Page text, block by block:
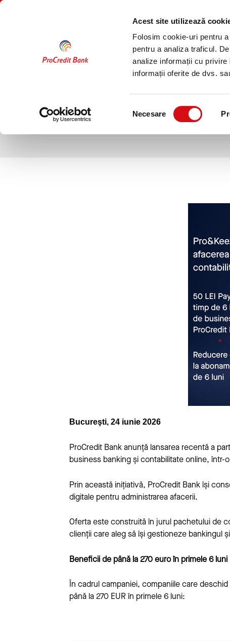
Acest site utilizează
Folosim cookie-uri pentru
pentru a analiza traficul.
analize informații cu
informații oferite de dvs.
consimțământului
Necesare
Sari
Economisire
ProCredit Bank și
Bucureşti, 24 iunie 2026
ProCredit Bank anunță lansarea recentă a
business banking și contabilitate online, într-
Prin această inițiativă, ProCredit Bank își
digitale pentru administrarea afacerii.
Oferta este construită în jurul pachetului de
clienții care aleg să își gestioneze bankingul
Beneficii de până la 270 euro în primele 6 luni
În cadrul campaniei, companiile care
până la 270 EUR în primele 6 luni: